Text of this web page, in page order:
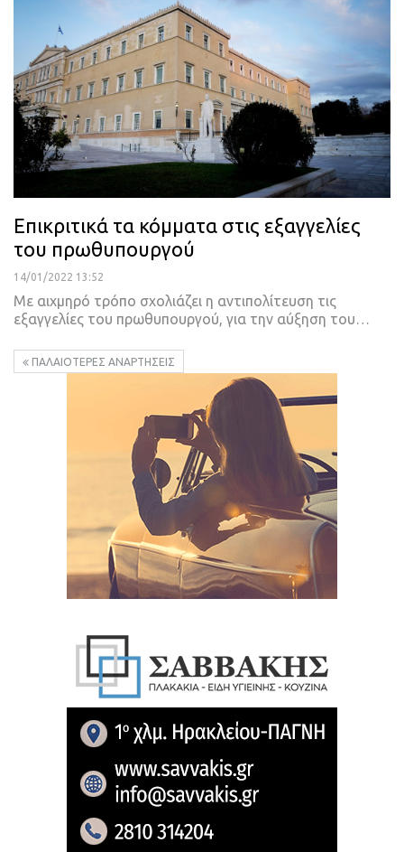
Επικριτικά τα κόμματα στις εξαγγελίες
του πρωθυπουργού
14/01/2022 13:52
Με αιχμηρό τρόπο σχολιάζει η αντιπολίτευση τις
εξαγγελίες του πρωθυπουργού, για την αύξηση του
ΠΑΛΑΙΌΤΕΡΕΣ ΑΝΑΡΤΉΣΕΙΣ